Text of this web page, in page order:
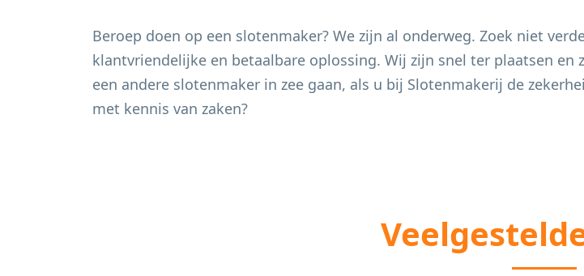
Beroep doen op een slotenmaker? We zijn al onderweg. Zoek niet
klantvriendelijke en betaalbare oplossing. Wij zijn snel ter plaatsen
een andere slotenmaker in zee gaan, als u bij Slotenmakerij de
met kennis van zaken?